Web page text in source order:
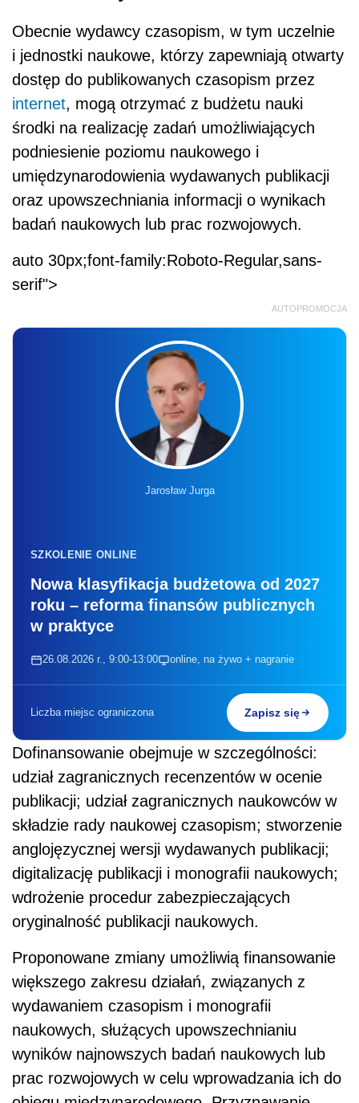
Obecnie wydawcy czasopism, w tym uczelnie
i jednostki naukowe, którzy zapewniają otwarty
dostęp do publikowanych czasopism przez
internet, mogą otrzymać z budżetu nauki
środki na realizację zadań umożliwiających
podniesienie poziomu naukowego i
umiędzynarodowienia wydawanych publikacji
oraz upowszechniania informacji o wynikach
badań naukowych lub prac rozwojowych.
auto 30px;font-family:Roboto-Regular,sans-
serif">
AUTOPROMOCJA
Jarosław Jurga
SZKOLENIE ONLINE
Nowa klasyfikacja budżetowa od 2027
roku – reforma finansów publicznych
w praktyce
26.08.2026 r., 9:00-13:00 online, na żywo + nagranie
Liczba miejsc ograniczona Zapisz się
Dofinansowanie obejmuje w szczególności:
udział zagranicznych recenzentów w ocenie
publikacji; udział zagranicznych naukowców w
składzie rady naukowej czasopism; stworzenie
anglojęzycznej wersji wydawanych publikacji;
digitalizację publikacji i monografii naukowych;
wdrożenie procedur zabezpieczających
oryginalność publikacji naukowych.
Proponowane zmiany umożliwią finansowanie
większego zakresu działań, związanych z
wydawaniem czasopism i monografii
naukowych, służących upowszechnianiu
wyników najnowszych badań naukowych lub
prac rozwojowych w celu wprowadzania ich do